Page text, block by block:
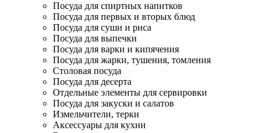
Посуда для спиртных напитков
Посуда для первых и вторых блюд
Посуда для суши и риса
Посуда для выпечки
Посуда для варки и кипячения
Посуда для жарки, тушения, томления
Столовая посуда
Посуда для десерта
Отдельные элементы для сервировки
Посуда для закуски и салатов
Измельчители, терки
Аксессуары для кухни